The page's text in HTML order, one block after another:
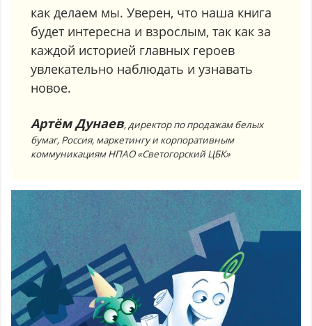
как делаем мы. Уверен, что наша книга
будет интересна и взрослым, так как за
каждой историей главных героев
увлекательно наблюдать и узнавать
новое.
Артём Дунаев, директор по продажам белых
бумаг, Россия, маркетингу и корпоративным
коммуникациям НПАО «Светогорский ЦБК»